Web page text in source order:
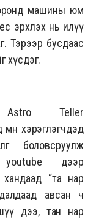
машины юм
эрхлэх нь илүү
Тэрээр бусдаас
хүсдэг.
Teller
хэрэглэгчдэд
боловсруулж
дээр
“та нар
авсан ч
шүү дээ, тан нар